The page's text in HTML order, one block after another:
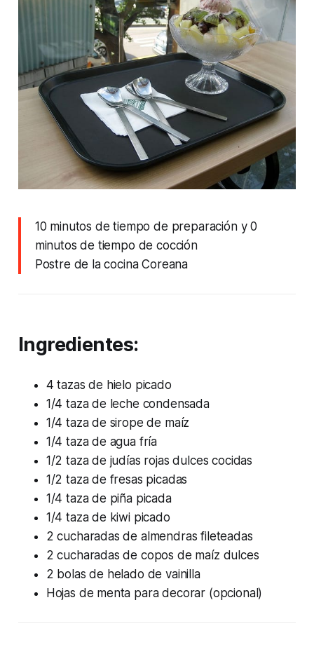
10 minutos de tiempo de preparación y 0
minutos de tiempo de cocción
Postre de la cocina Coreana
Ingredientes:
4 tazas de hielo picado
1/4 taza de leche condensada
1/4 taza de sirope de maíz
1/4 taza de agua fría
1/2 taza de judías rojas dulces cocidas
1/2 taza de fresas picadas
1/4 taza de piña picada
1/4 taza de kiwi picado
2 cucharadas de almendras fileteadas
2 cucharadas de copos de maíz dulces
2 bolas de helado de vainilla
Hojas de menta para decorar (opcional)